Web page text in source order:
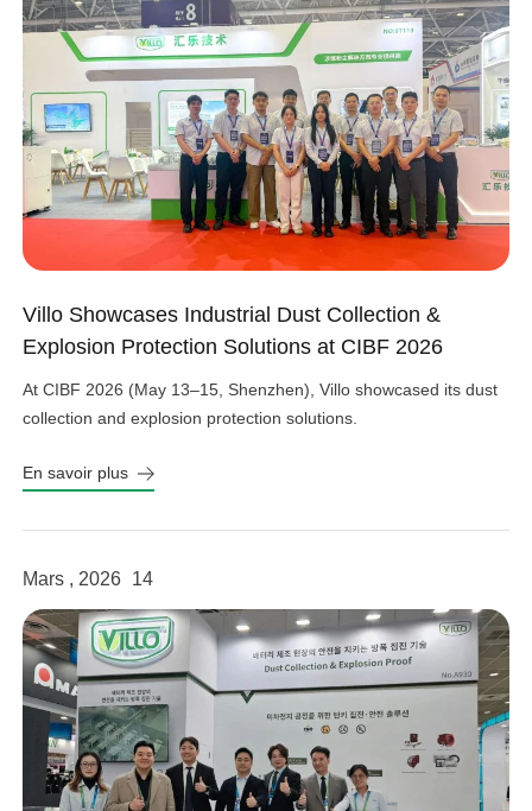
Villo Showcases Industrial Dust Collection &
Explosion Protection Solutions at CIBF 2026
At CIBF 2026 (May 13–15, Shenzhen), Villo showcased its dust
collection and explosion protection solutions.
En savoir plus
Mars , 2026 14